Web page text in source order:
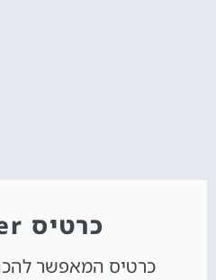
כרטיס Hopper
כרטיס המאפשר